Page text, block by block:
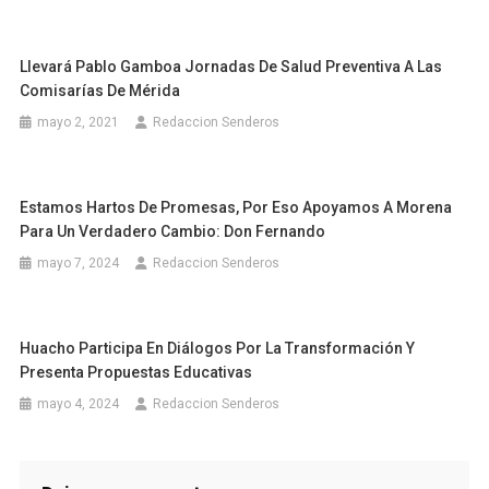
Llevará Pablo Gamboa Jornadas De Salud Preventiva A Las
Comisarías De Mérida
mayo 2, 2021 Redaccion Senderos
Estamos Hartos De Promesas, Por Eso Apoyamos A Morena
Para Un Verdadero Cambio: Don Fernando
mayo 7, 2024 Redaccion Senderos
Huacho Participa En Diálogos Por La Transformación Y
Presenta Propuestas Educativas
mayo 4, 2024 Redaccion Senderos